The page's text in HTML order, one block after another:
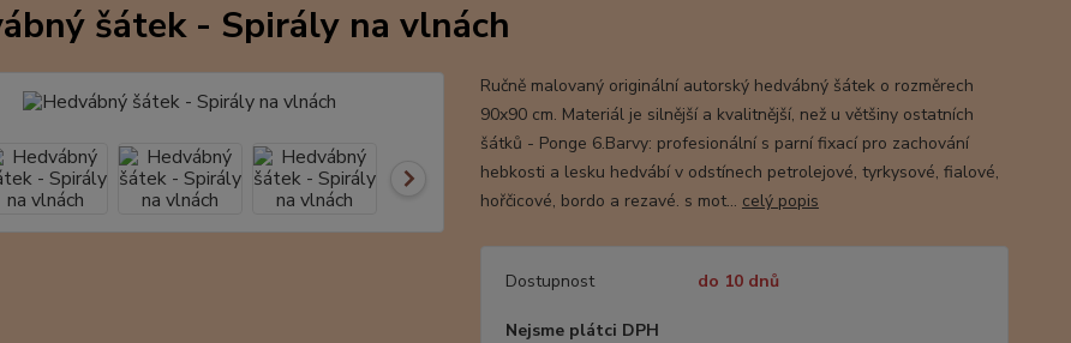
šátek - Spirály na vlnách
Ručně malovaný originální autorský hedvábný šátek o rozměrech
90x90 cm. Materiál je silnější a kvalitnější, než u většiny ostatních
šátků - Ponge 6.Barvy: profesionální s parní fixací pro zachování
hebkosti a lesku hedvábí v odstínech petrolejové, tyrkysové, fialové,
hořčicové, bordo a rezavé. s mot... celý popis
Dostupnost do 10 dnů
Nejsme plátci DPH